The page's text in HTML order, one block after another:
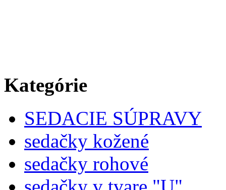
Kategórie
SEDACIE SÚPRAVY
sedačky kožené
sedačky rohové